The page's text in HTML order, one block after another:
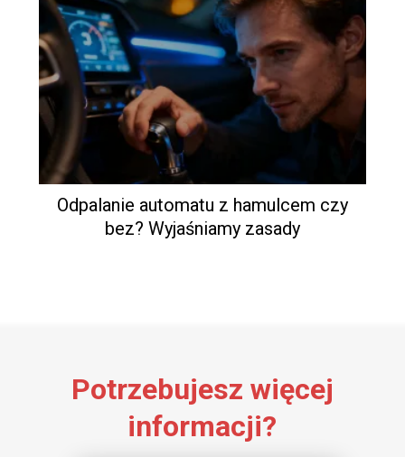
Odpalanie automatu z hamulcem czy
bez? Wyjaśniamy zasady
Potrzebujesz więcej
informacji?